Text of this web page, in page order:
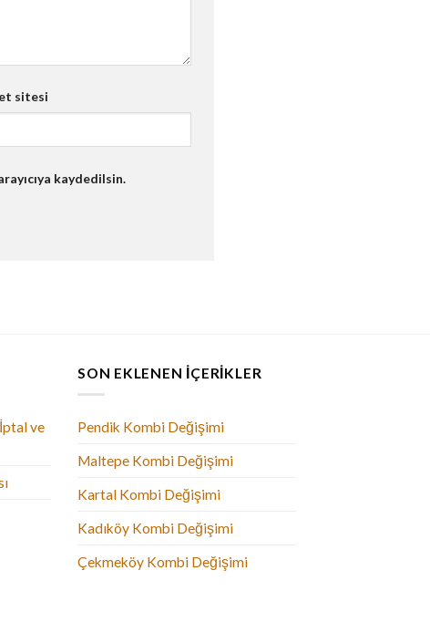
sitesi
kaydedilsin.
ve
SON EKLENEN İÇERIKLER
Pendik Kombi Değişimi
Maltepe Kombi Değişimi
Kartal Kombi Değişimi
Kadıköy Kombi Değişimi
Çekmeköy Kombi Değişimi